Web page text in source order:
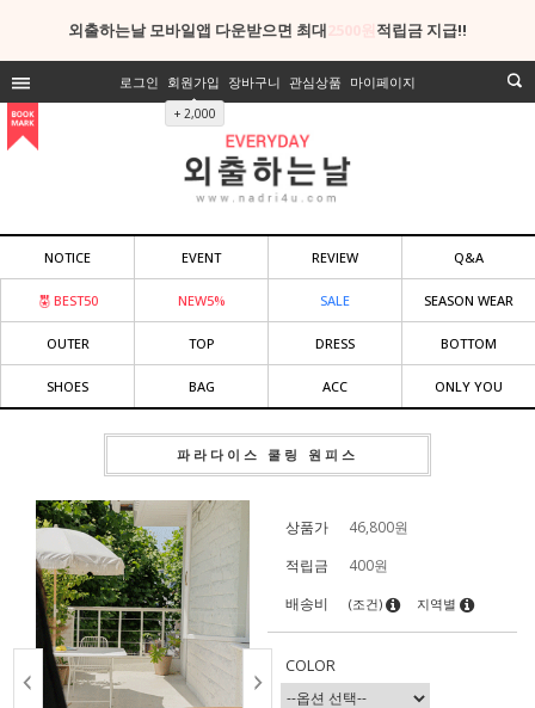
외출하는날 모바일앱 다운받으면 최대 적립금 지급!!
로그인 회원가입
+ 2,000
장바구니 관심상품 마이페이지
NOTICE EVENT REVIEW Q&A
BEST50 NEW5% SALE SEASON WEAR
OUTER TOP DRESS BOTTOM
SHOES BAG ACC ONLY YOU
파라다이스 쿨링 원피스
상품가 46,800원
적립금
400원
배송비
(조건) 지역별
COLOR